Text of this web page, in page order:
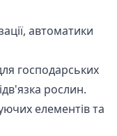
автоматики
господарських
рослин.
елементів та